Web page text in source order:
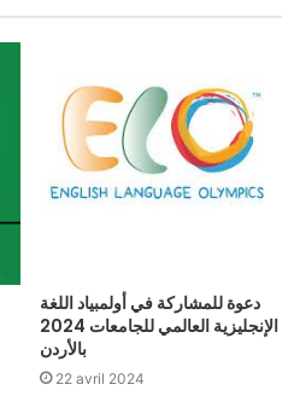
دعوة للمشاركة في أولمبياد اللغة
الإنجليزية العالمي للجامعات 2024
بالأردن
22 avril 2024